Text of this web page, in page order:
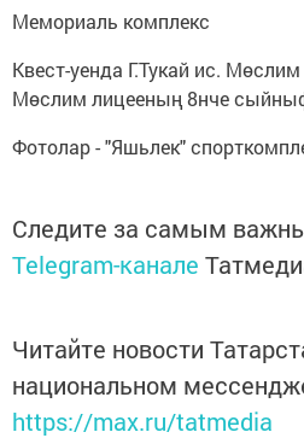
Мемориаль комплекс
Квест-уенда Г.Тукай ис.
Мөслим лицееның 8нче
Фотолар - "Яшьлек"
Следите за самым
Telegram-канале
Читайте новости
национальном
https://max.ru/tatmedia